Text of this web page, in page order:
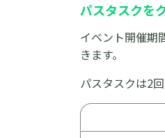
パスタスクを
イベント開催期
きます。
パスタスクは2